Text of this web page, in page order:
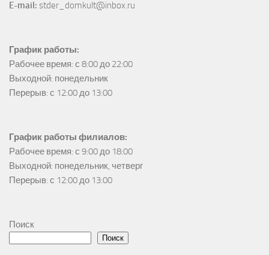
E-mail: stder_domkult@inbox.ru
График работы:
Рабочее время: с 8:00 до 22:00
Выходной: понедельник
Перерыв: с 12:00 до 13:00
График работы филиалов:
Рабочее время: с 9:00 до 18:00
Выходной: понедельник, четверг
Перерыв: с 12:00 до 13:00
Поиск
Поиск